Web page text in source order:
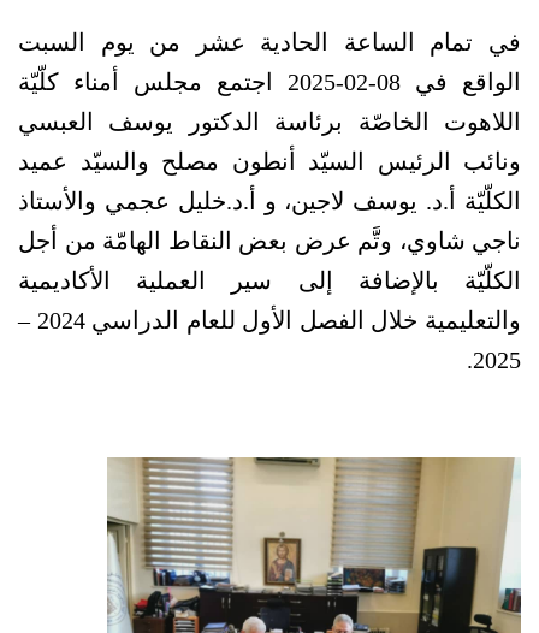
في تمام الساعة الحادية عشر من يوم السبت
الواقع في 08-02-2025 اجتمع مجلس أمناء كلّيّة
اللاهوت الخاصّة برئاسة الدكتور يوسف العبسي
ونائب الرئيس السيّد أنطون مصلح والسيّد عميد
الكلّيّة أ.د. يوسف لاجين، و أ.د.خليل عجمي والأستاذ
ناجي شاوي، وتَّم عرض بعض النقاط الهامّة من أجل
الكلّيّة بالإضافة إلى سير العملية الأكاديمية
والتعليمية خلال الفصل الأول للعام الدراسي 2024 –
2025.